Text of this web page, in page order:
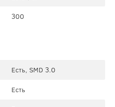
300
Есть, SMD 3.0
Есть